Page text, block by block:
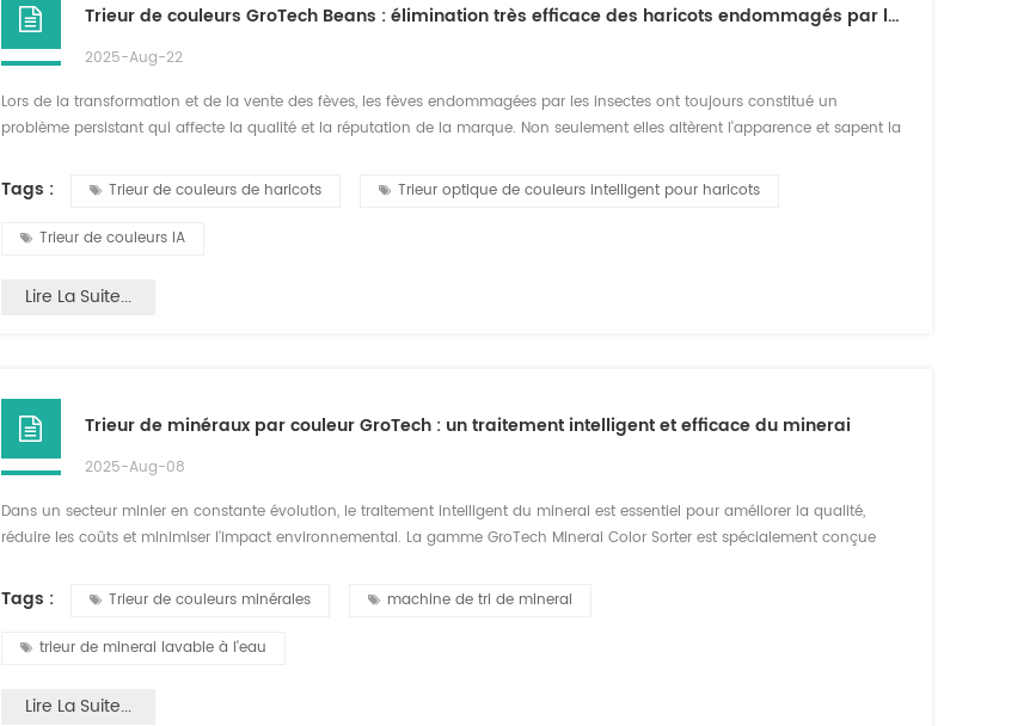
Trieur de couleurs GroTech Beans : élimination très efficace des haricots endommagés par les insectes
2025-Aug-22
Lors de la transformation et de la vente des fèves, les fèves endommagées par les insectes ont toujours constitué un
problème persistant qui affecte la qualité et la réputation de la marque. Non seulement elles altèrent l'apparence et sapent la
Comment les producteurs peuvent-ils él...
Tags : Trieur de couleurs de haricots Trieur optique de couleurs intelligent pour haricots
Trieur de couleurs IA
Lire La Suite...
Trieur de minéraux par couleur GroTech : un traitement intelligent et efficace du minerai
2025-Aug-08
Dans un secteur minier en constante évolution, le traitement intelligent du minerai est essentiel pour améliorer la qualité,
réduire les coûts et minimiser l'impact environnemental. La gamme GroTech Mineral Color Sorter est spécialement conçue
d'applications, du sable de quartz...
Tags : Trieur de couleurs minérales machine de tri de minerai
trieur de minerai lavable à l'eau
Lire La Suite...